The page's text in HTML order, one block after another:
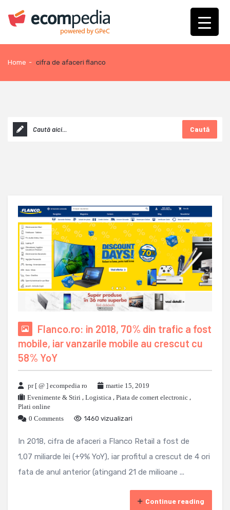
Home - cifra de afaceri flanco
Caută
Flanco.ro: in 2018, 70% din trafic a fost
mobile, iar vanzarile mobile au crescut cu
58% YoY
pr [ @ ] ecompedia ro
martie 15, 2019
Evenimente & Stiri , Logistica , Piata de comert electronic ,
Plati online
0 Comments
1460 vizualizari
In 2018, cifra de afaceri a Flanco Retail a fost de
1,07 miliarde lei (+9% YoY), iar profitul a crescut de 4 ori
fata de anul anterior (atingand 21 de milioane ...
Continue reading